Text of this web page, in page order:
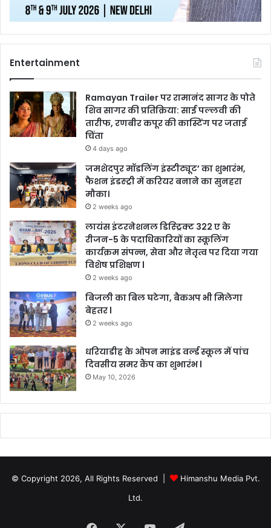
Entertainment
Ramayan Trailer पर रामानंद सागर के पोते
शिव सागर की प्रतिक्रिया: साई पल्लवी की
तारीफ, रणबीर कपूर की कास्टिंग पर जताई
चिंता
4 days ago
जमशेदपुर मॉडलिंग इंस्टीट्यूट’ का शुभारंभ,
फैशन इंडस्ट्री में करियर बनाने का सुनहरा
मौका।
2 weeks ago
लायंस इंटरनेशनल डिस्ट्रिक्ट 322 ए के
रीजन-5 के पदाधिकारियों का स्कूलिंग
कार्यक्रम संपन्न, सेवा और नेतृत्व पर दिया गया
विशेष प्रशिक्षण l
2 weeks ago
बिजली का बिल घटेगा, बैकअप भी मिलेगा
बेहतर l
2 weeks ago
धरियाडीह के ओपन माइंड वर्ल्ड स्कूल में पांच
दिवसीय समर कैंप का शुभारंभ l
May 10, 2026
© Copyright 2026, All Rights Reserved |
Himanshu Media Pvt.
Ltd.